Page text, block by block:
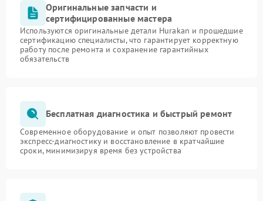
Оригинальные запчасти и
сертифицированные мастера
Используются оригинальные детали Hurakan и прошедшие
сертификацию специалисты, что гарантирует корректную
работу после ремонта и сохранение гарантийных
обязательств
Бесплатная диагностика и быстрый ремонт
Современное оборудование и опыт позволяют провести
экспресс-диагностику и восстановление в кратчайшие
сроки, минимизируя время без устройства